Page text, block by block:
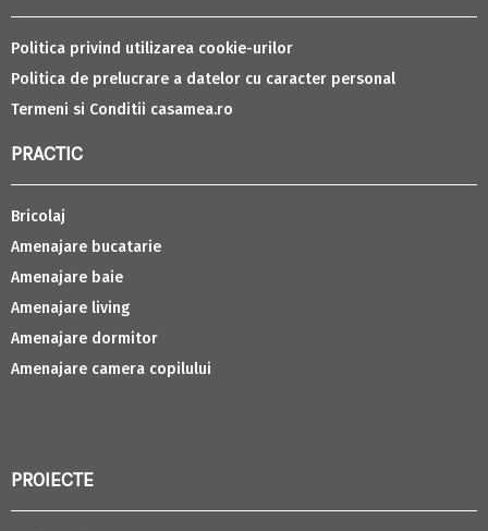
Politica privind utilizarea cookie-urilor
Politica de prelucrare a datelor cu caracter personal
Termeni si Conditii casamea.ro
PRACTIC
Bricolaj
Amenajare bucatarie
Amenajare baie
Amenajare living
Amenajare dormitor
Amenajare camera copilului
PROIECTE